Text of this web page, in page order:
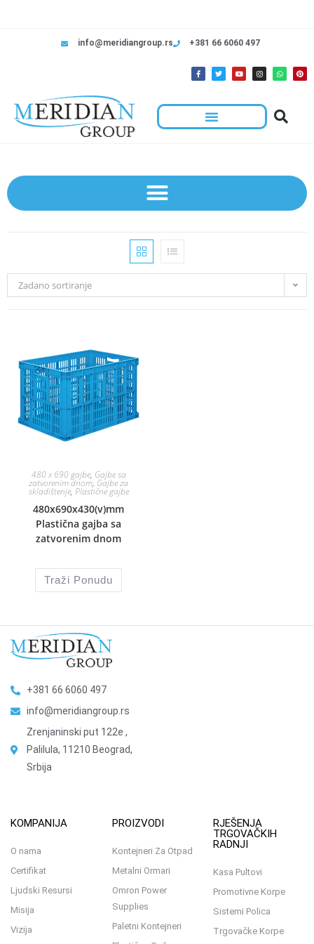
info@meridiangroup.rs +381 66 6060 497
Zadano sortiranje
480 x 690 gajbe, Gajbe sa
zatvorenim dnom, Gajbe za
skladištenje, Plastične gajbe
480x690x430(v)mm
Plastična gajba sa
zatvorenim dnom
Traži Ponudu
+381 66 6060 497
info@meridiangroup.rs
Zrenjaninski put 122e ,
Palilula, 11210 Beograd,
Srbija
KOMPANIJA
O nama
Certifikat
Ljudski Resursi
Misija
Vizija
PROIZVODI
Kontejneri Za Otpad
Metalni Ormari
Omron Power
Supplies
Paletni Kontejneri
RJEŠENJA
TRGOVAČKIH
RADNJI
Kasa Pultovi
Promotivne Korpe
Sistemi Polica
Trgovačke Korpe